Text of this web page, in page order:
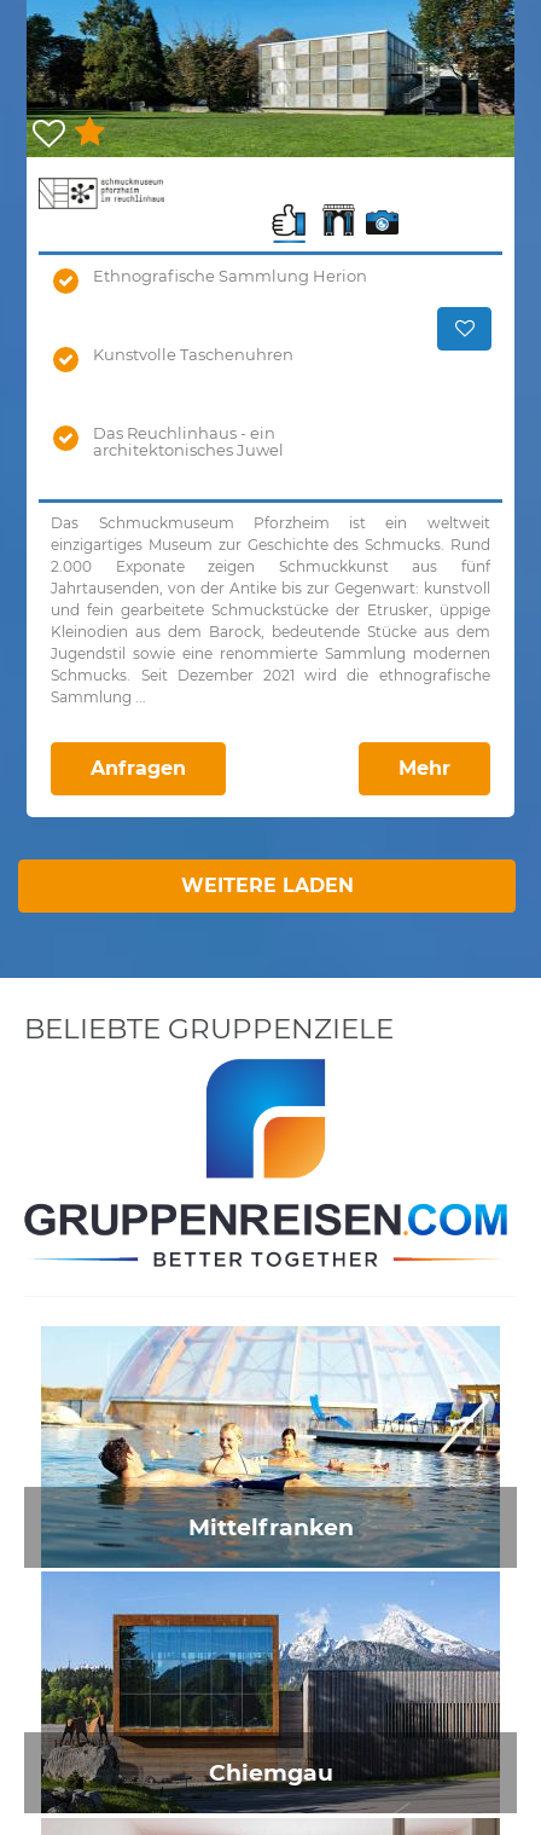
Ethnografische Sammlung Herion
Kunstvolle Taschenuhren
Das Reuchlinhaus - ein
architektonisches Juwel
Das Schmuckmuseum Pforzheim ist ein weltweit
einzigartiges Museum zur Geschichte des Schmucks. Rund
2.000 Exponate zeigen Schmuckkunst aus fünf
Jahrtausenden, von der Antike bis zur Gegenwart: kunstvoll
und fein gearbeitete Schmuckstücke der Etrusker, üppige
Kleinodien aus dem Barock, bedeutende Stücke aus dem
Jugendstil sowie eine renommierte Sammlung modernen
Schmucks. Seit Dezember 2021 wird die ethnografische
Sammlung ...
Anfragen Mehr
WEITERE LADEN
BELIEBTE GRUPPENZIELE
Mittelfranken
Chiemgau